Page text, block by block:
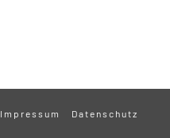
Impressum Datenschutz